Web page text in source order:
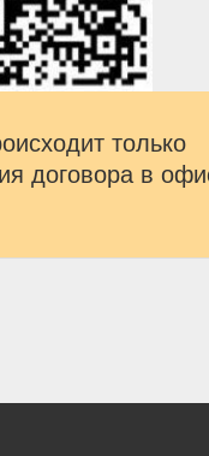
только
договора в